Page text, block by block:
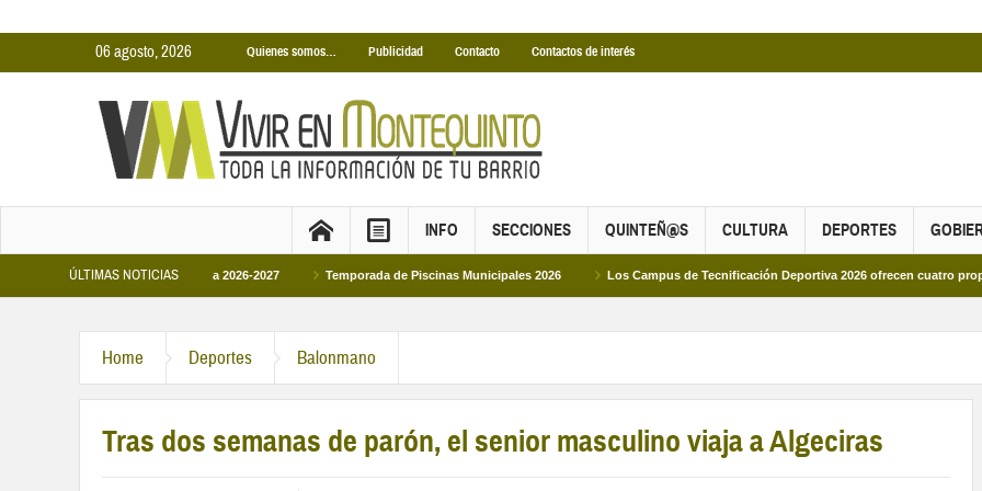
06 agosto, 2026 Quienes somos… Publicidad Contacto Contactos de interés
INFO SECCIONES QUINTEÑ@S CULTURA DEPORTES
ÚLTIMAS NOTICIAS
Municipales temporada 2026-2027 Temporada de Piscinas Municipales 2026 Los Campus de Tecnificación Deportiva 2026 ofrecen cuatro propuestas
Home Deportes Balonmano
Tras dos semanas de parón, el senior masculino viaja a Algeciras